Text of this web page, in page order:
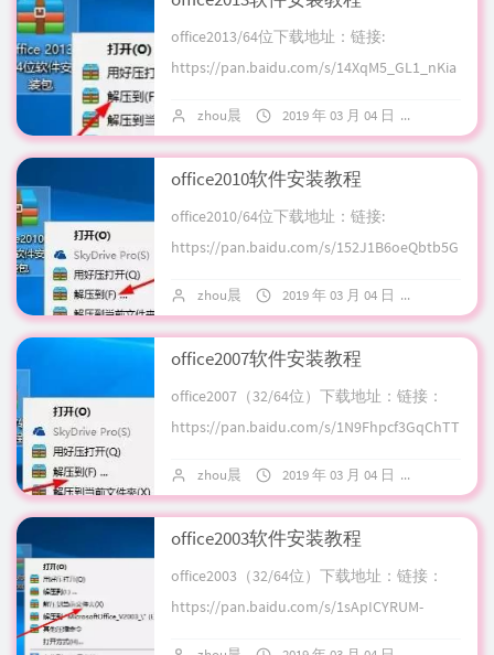
office2013/64位下载地址：链接:
https://pan.baidu.com/s/14XqM5_GL1_nKia
zhou晨 2019 年 03 月 04 日
office2010软件安装教程
office2010/64位下载地址：链接:
https://pan.baidu.com/s/152J1B6oeQbtb5G
zhou晨 2019 年 03 月 04 日
office2007软件安装教程
office2007（32/64位）下载地址：链接：
https://pan.baidu.com/s/1N9Fhpcf3GqChTT
zhou晨 2019 年 03 月 04 日
office2003软件安装教程
office2003（32/64位）下载地址：链接：
https://pan.baidu.com/s/1sApICYRUM-